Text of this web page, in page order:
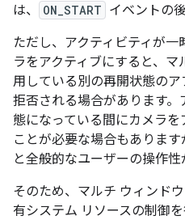
は、
ON_START イベントの
ただし、アクティビティが
ラをアクティブにすると、
用している別の再開状態の
拒否される場合があります
態になっている間にカメラ
ことが必要な場合もありま
と全般的なユーザーの操作性
そのため、マルチ ウィンド
有システム リソースの制御